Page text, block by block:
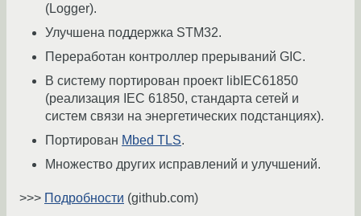
(Logger).
Улучшена поддержка STM32.
Переработан контроллер прерываний GIC.
В систему портирован проект libIEC61850
(реализация IEC 61850, стандарта сетей и
систем связи на энергетических подстанциях).
Портирован Mbed TLS.
Множество других исправлений и улучшений.
>>> Подробности (github.com)